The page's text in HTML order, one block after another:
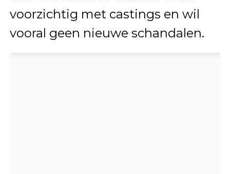
voorzichtig met castings en wil
vooral geen nieuwe schandalen.